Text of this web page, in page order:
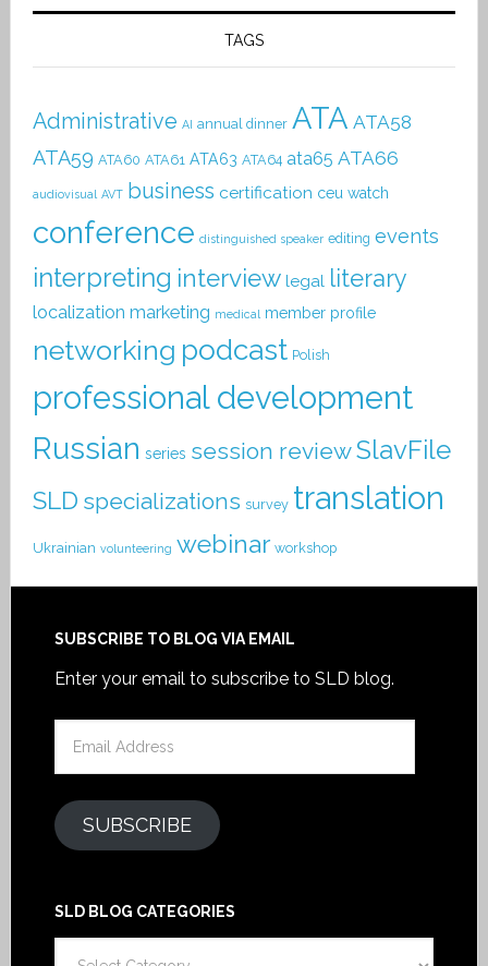
TAGS
Administrative AI annual dinner ATA ATA58
ATA59 ATA60 ATA61 ATA63 ATA64 ata65 ATA66
audiovisual AVT business certification ceu watch
conference distinguished speaker editing events
interpreting interview legal literary
localization marketing medical member profile
networking podcast Polish
professional development
Russian series session reviewSlavFile
SLD specializations survey translation
Ukrainian volunteering webinar workshop
SUBSCRIBE TO BLOG VIA EMAIL
Enter your email to subscribe to SLD blog.
SUBSCRIBE
SLD BLOG CATEGORIES